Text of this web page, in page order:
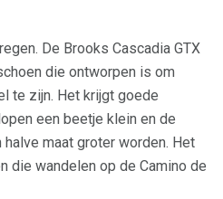
De Brooks Cascadia GTX
die ontworpen is om
te zijn. Het krijgt goede
een beetje klein en de
maat groter worden. Het
die wandelen op de Camino de